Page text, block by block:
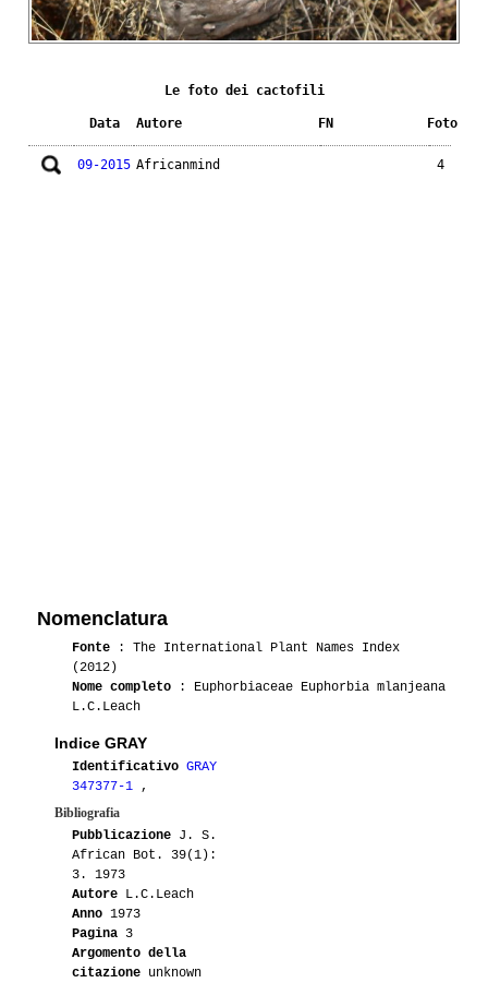
Le foto dei cactofili
Data Autore FN Foto
09-2015 Africanmind 4
Nomenclatura
Fonte : The International Plant Names Index
(2012)
Nome completo : Euphorbiaceae Euphorbia mlanjeana
L.C.Leach
Indice GRAY
Identificativo GRAY
347377-1 ,
Bibliografia
Pubblicazione J. S.
African Bot. 39(1):
3. 1973
Autore L.C.Leach
Anno 1973
Pagina 3
Argomento della
citazione unknown